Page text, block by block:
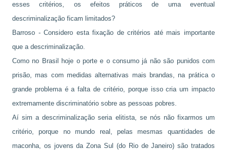
esses critérios, os efeitos práticos de uma eventual
descriminalização ficam limitados?
Barroso - Considero esta fixação de critérios até mais importante
que a descriminalização.
Como no Brasil hoje o porte e o consumo já não são punidos com
prisão, mas com medidas alternativas mais brandas, na prática o
grande problema é a falta de critério, porque isso cria um impacto
extremamente discriminatório sobre as pessoas pobres.
Aí sim a descriminalização seria elitista, se nós não fixarmos um
critério, porque no mundo real, pelas mesmas quantidades de
maconha, os jovens da Zona Sul (do Rio de Janeiro) são tratados